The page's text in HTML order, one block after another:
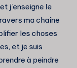
j'enseigne le
ma chaîne
les choses
et je suis
à peindre